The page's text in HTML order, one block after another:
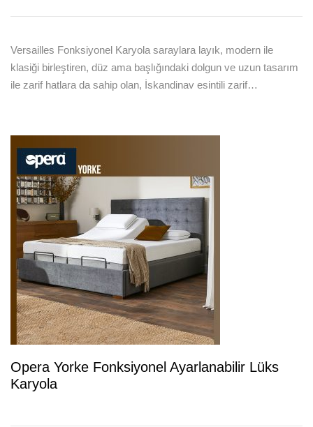
Versailles Fonksiyonel Karyola saraylara layık, modern ile
klasiği birleştiren, düz ama başlığındaki dolgun ve uzun tasarım
ile zarif hatlara da sahip olan, İskandinav esintili zarif…
Opera Yorke Fonksiyonel Ayarlanabilir Lüks
Karyola